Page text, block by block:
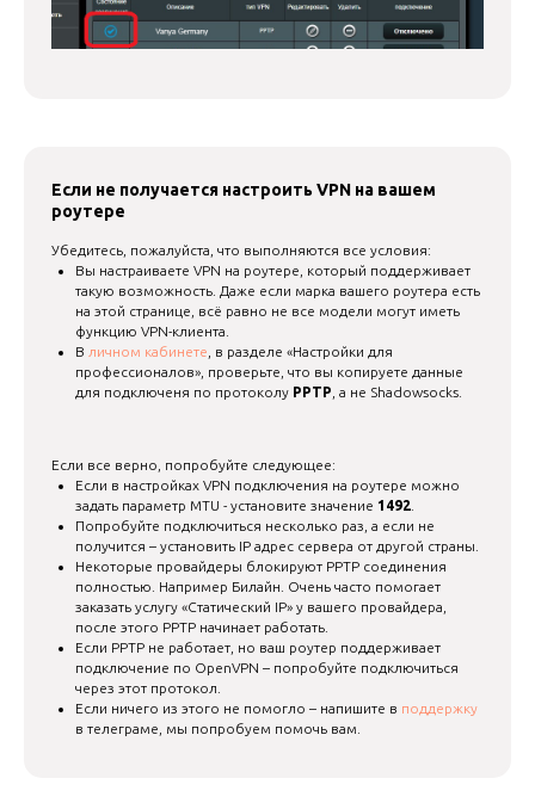
Если не получается настроить VPN на вашем
роутере
Убедитесь, пожалуйста, что выполняются все условия:
Вы настраиваете VPN на роутере, который поддерживает
такую возможность. Даже если марка вашего роутера есть
на этой странице, всё равно не все модели могут иметь
функцию VPN-клиента.
В личном кабинете , в разделе «Настройки для
профессионалов», проверьте, что вы копируете данные
для подключеня по протоколу PPTP , а не Shadowsocks.
Если все верно, попробуйте следующее:
Если в настройках VPN подключения на роутере можно
задать параметр MTU - установите значение 1492
Попробуйте подключиться несколько раз, а если не
получится – установить IP адрес сервера от другой страны.
Некоторые провайдеры блокируют PPTP соединения
полностью. Например Билайн. Очень часто помогает
заказать услугу «Статический IP» у вашего провайдера,
после этого PPTP начинает работать.
Если PPTP не работает, но ваш роутер поддерживает
подключение по OpenVPN – попробуйте подключиться
через этот протокол.
Если ничего из этого не помогло – напишите в поддержку
в телеграме, мы попробуем помочь вам.